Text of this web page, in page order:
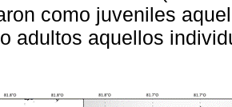
como juveniles
adultos aquellos